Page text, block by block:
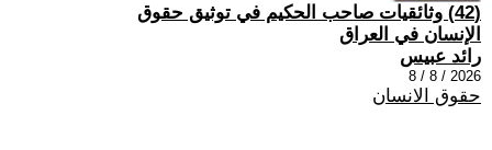
(42) وثائقيات صاحب الحكيم في توثيق حقوق
الإنسان في العراق
رائد عبيس
2026 / 8 / 8
حقوق الانسان